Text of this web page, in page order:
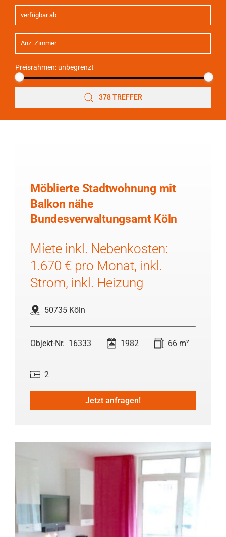
Preisrahmen: unbegrenzt
378 TREFFER
Möblierte Stadtwohnung mit
Balkon nähe
Bundesverwaltungsamt Köln
Miete inkl. Nebenkosten:
1.670 € pro Monat, inkl.
Strom, inkl. Heizung
50735 Köln
16333 1982 66 m²
2
Jetzt anfragen!